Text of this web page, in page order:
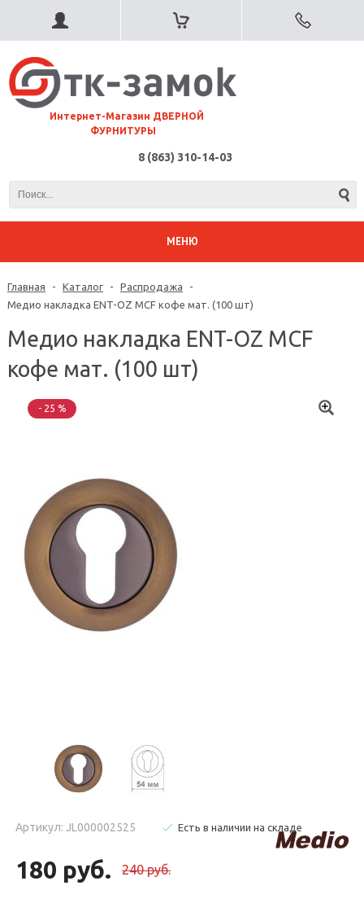
⠀Интернет-Магазин ДВЕРНОЙ
ФУРНИТУРЫ
8 (863) 310-14-03
МЕНЮ
Главная - Каталог - Распродажа
-
Медио накладка ENT-OZ MCF кофе мат. (100 шт)
Медио накладка ENT-OZ MCF
кофе мат. (100 шт)
- 25 %
Артикул: JL000002525 Есть в наличии на складе
180 руб. 240 руб.